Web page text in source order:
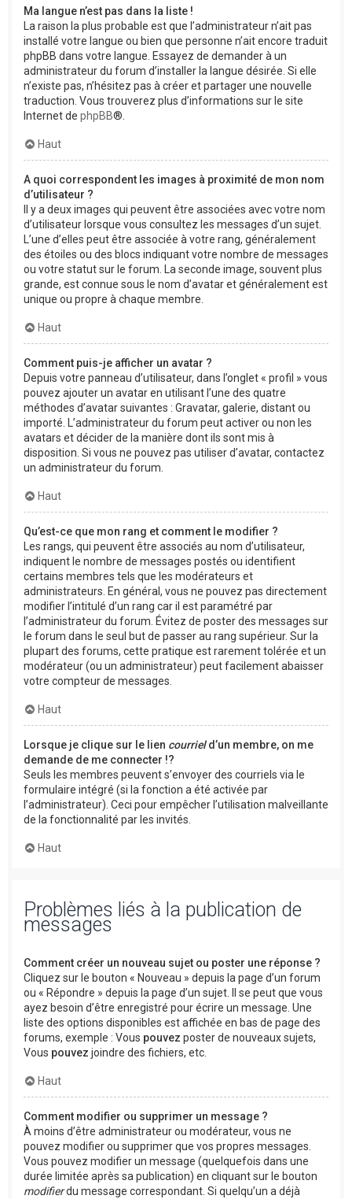
Ma langue n’est pas dans la liste !
La raison la plus probable est que l’administrateur n’ait pas
installé votre langue ou bien que personne n’ait encore traduit
phpBB dans votre langue. Essayez de demander à un
administrateur du forum d’installer la langue désirée. Si elle
n’existe pas, n’hésitez pas à créer et partager une nouvelle
traduction. Vous trouverez plus d’informations sur le site
Internet de phpBB®.
Haut
A quoi correspondent les images à proximité de mon nom
d’utilisateur ?
Il y a deux images qui peuvent être associées avec votre nom
d’utilisateur lorsque vous consultez les messages d’un sujet.
L’une d’elles peut être associée à votre rang, généralement
des étoiles ou des blocs indiquant votre nombre de messages
ou votre statut sur le forum. La seconde image, souvent plus
grande, est connue sous le nom d’avatar et généralement est
unique ou propre à chaque membre.
Haut
Comment puis-je afficher un avatar ?
Depuis votre panneau d’utilisateur, dans l’onglet « profil » vous
pouvez ajouter un avatar en utilisant l’une des quatre
méthodes d’avatar suivantes : Gravatar, galerie, distant ou
importé. L’administrateur du forum peut activer ou non les
avatars et décider de la manière dont ils sont mis à
disposition. Si vous ne pouvez pas utiliser d’avatar, contactez
un administrateur du forum.
Haut
Qu’est-ce que mon rang et comment le modifier ?
Les rangs, qui peuvent être associés au nom d’utilisateur,
indiquent le nombre de messages postés ou identifient
certains membres tels que les modérateurs et
administrateurs. En général, vous ne pouvez pas directement
modifier l’intitulé d’un rang car il est paramétré par
l’administrateur du forum. Évitez de poster des messages sur
le forum dans le seul but de passer au rang supérieur. Sur la
plupart des forums, cette pratique est rarement tolérée et un
modérateur (ou un administrateur) peut facilement abaisser
votre compteur de messages.
Haut
Lorsque je clique sur le lien courrield’un membre, on me
demande de me connecter !?
Seuls les membres peuvent s’envoyer des courriels via le
formulaire intégré (si la fonction a été activée par
l’administrateur). Ceci pour empêcher l’utilisation malveillante
de la fonctionnalité par les invités.
Haut
Problèmes liés à la publication de
messages
Comment créer un nouveau sujet ou poster une réponse ?
Cliquez sur le bouton « Nouveau » depuis la page d’un forum
ou « Répondre » depuis la page d’un sujet. Il se peut que vous
ayez besoin d’être enregistré pour écrire un message. Une
liste des options disponibles est affichée en bas de page des
forums, exemple : Vous pouvez poster de nouveaux sujets,
Vous pouvez joindre des fichiers, etc.
Haut
Comment modifier ou supprimer un message ?
À moins d’être administrateur ou modérateur, vous ne
pouvez modifier ou supprimer que vos propres messages.
Vous pouvez modifier un message (quelquefois dans une
durée limitée après sa publication) en cliquant sur le bouton
modifierdu message correspondant. Si quelqu’un a déjà